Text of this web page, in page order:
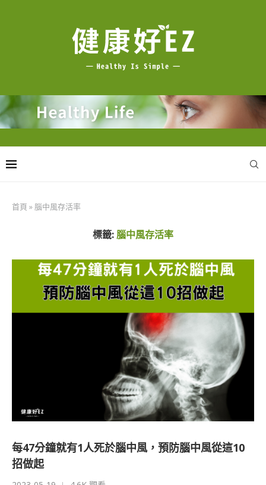
首頁 » 腦中風存活率
標籤:腦中風存活率
每47分鐘就有1人死於腦中風，預防腦中風從這10
招做起